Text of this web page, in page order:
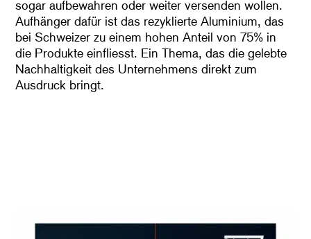
sogar aufbewahren oder weiter versenden wollen.
Aufhänger dafür ist das rezyklierte Aluminium, das
bei Schweizer zu einem hohen Anteil von 75% in
die Produkte einfliesst. Ein Thema, das die gelebte
Nachhaltigkeit des Unternehmens direkt zum
Ausdruck bringt.